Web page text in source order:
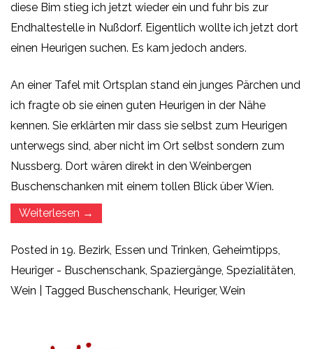
diese Bim stieg ich jetzt wieder ein und fuhr bis zur
Endhaltestelle in Nußdorf. Eigentlich wollte ich jetzt dort
einen Heurigen suchen. Es kam jedoch anders.
An einer Tafel mit Ortsplan stand ein junges Pärchen und
ich fragte ob sie einen guten Heurigen in der Nähe
kennen. Sie erklärten mir dass sie selbst zum Heurigen
unterwegs sind, aber nicht im Ort selbst sondern zum
Nussberg. Dort wären direkt in den Weinbergen
Buschenschanken mit einem tollen Blick über Wien.
Weiterlesen „Beim
Heurigen
der
Buschenschank
am
→
Posted in 19. Bezirk, Essen und Trinken, Geheimtipps,
Heuriger - Buschenschank, Spaziergänge, Spezialitäten,
Wein
Tagged Buschenschank, Heuriger, Wein